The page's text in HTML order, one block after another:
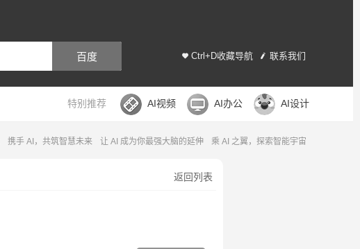
Ctrl+D收藏导航 联系我们
百度
特别推荐 AI视频 AI办公 AI设计
携手 AI，共筑智慧未来 让 AI 成为你最强大脑的延伸 乘 AI 之翼，探索智能宇宙
返回列表